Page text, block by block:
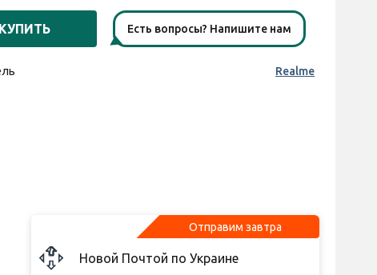
КУПИТЬ Есть вопросы? Напишите нам
Realme
Отправим завтра
Новой Почтой по Украине